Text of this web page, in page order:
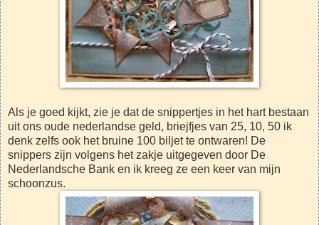
Als je goed kijkt, zie je dat de snippertjes in het hart bestaan
uit ons oude nederlandse geld, briejfjes van 25, 10, 50 ik
denk zelfs ook het bruine 100 biljet te ontwaren! De
snippers zijn volgens het zakje uitgegeven door De
Nederlandsche Bank en ik kreeg ze een keer van mijn
schoonzus.